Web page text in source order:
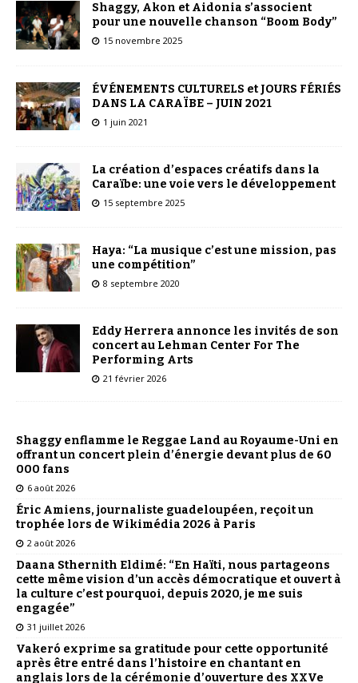
Shaggy, Akon et Aidonia s’associent
pour une nouvelle chanson “Boom Body”
15 novembre 2025
ÉVÉNEMENTS CULTURELS et JOURS FÉRIÉS
DANS LA CARAÏBE – JUIN 2021
1 juin 2021
La création d’espaces créatifs dans la
Caraïbe: une voie vers le développement
15 septembre 2025
Haya: “La musique c’est une mission, pas
une compétition”
8 septembre 2020
Eddy Herrera annonce les invités de son
concert au Lehman Center For The
Performing Arts
21 février 2026
Shaggy enflamme le Reggae Land au Royaume-Uni en
offrant un concert plein d’énergie devant plus de 60
000 fans
6 août 2026
Éric Amiens, journaliste guadeloupéen, reçoit un
trophée lors de Wikimédia 2026 à Paris
2 août 2026
Daana Sthernith Eldimé: “En Haïti, nous partageons
cette même vision d’un accès démocratique et ouvert à
la culture c’est pourquoi, depuis 2020, je me suis
engagée”
31 juillet 2026
Vakeró exprime sa gratitude pour cette opportunité
après être entré dans l’histoire en chantant en
anglais lors de la cérémonie d’ouverture des XXVe